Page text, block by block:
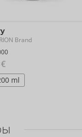
Brand
ml